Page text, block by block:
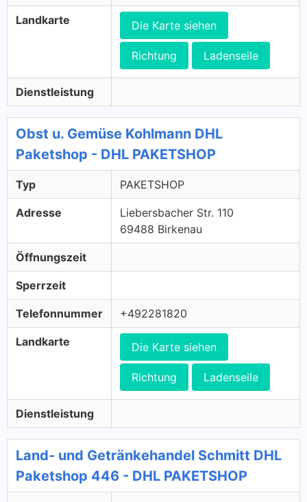
Landkarte Die Karte siehen
Richtung Ladenseile
Dienstleistung
Obst u. Gemüse Kohlmann DHL
Paketshop - DHL PAKETSHOP
Typ PAKETSHOP
Adresse
Liebersbacher Str. 110
69488 Birkenau
Öffnungszeit
Sperrzeit
Telefonnummer +492281820
Landkarte Die Karte siehen
Richtung Ladenseile
Dienstleistung
Land- und Getränkehandel Schmitt DHL
Paketshop 446 - DHL PAKETSHOP